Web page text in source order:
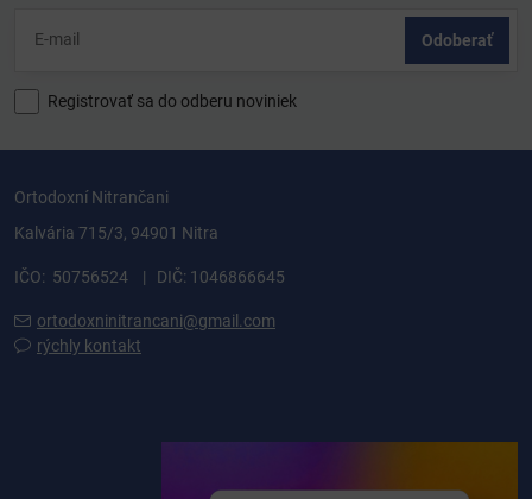
Odoberať
Registrovať sa do odberu noviniek
Ortodoxní Nitrančani
Kalvária 715/3, 94901 Nitra
IČO: 50756524 | DIČ: 1046866645
ortodoxninitrancani@gmail.com
rýchly kontakt